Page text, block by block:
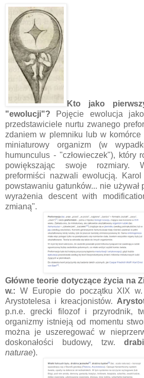
Kto jako
"ewolucji"? Pojęcie ewolucja
przedstawiciele nurtu zwanego
zdaniem w plemniku lub w komórce
miniaturowy organizm (w
humunculus - "człowieczek"), który
powiększając swoje rozmiary.
preformiści nazwali ewolucją.
powstawaniu gatunków... nie
wyrażenia descent with
zmianą".
Główne teorie dotyczące życia na
w.: W Europie do początku XIX w.
Arystotelesa i kreacjonistów.
p.n.e. grecki filozof i przyrodnik,
organizmy istnieją od momentu
można je uszeregować w
doskonałości budowy, tzw.
naturae).